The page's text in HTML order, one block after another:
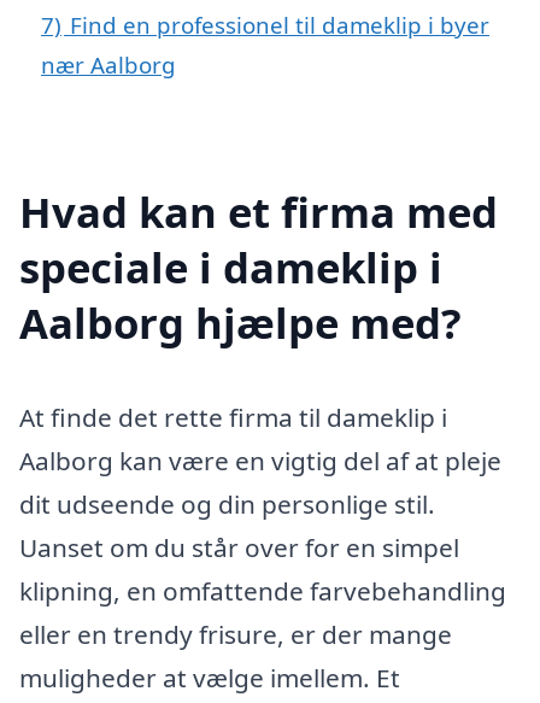
7) Find en professionel til dameklip i byer
nær Aalborg
Hvad kan et firma med
speciale i dameklip i
Aalborg hjælpe med?
At finde det rette firma til dameklip i
Aalborg kan være en vigtig del af at pleje
dit udseende og din personlige stil.
Uanset om du står over for en simpel
klipning, en omfattende farvebehandling
eller en trendy frisure, er der mange
muligheder at vælge imellem. Et